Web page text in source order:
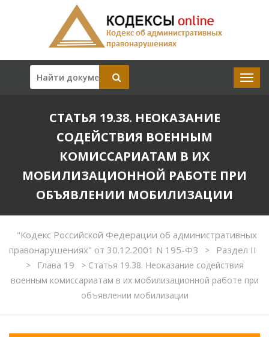
СТАТЬЯ 19.38. НЕОКАЗАНИЕ
СОДЕЙСТВИЯ ВОЕННЫМ
КОМИССАРИАТАМ В ИХ
МОБИЛИЗАЦИОННОЙ РАБОТЕ ПРИ
ОБЪЯВЛЕНИИ МОБИЛИЗАЦИИ
"Кодекс Российской Федерации об административных
правонарушениях" от 30.12.2001 N 195-ФЗ
> Раздел II
> Глава 19 >Статья 19.38. Неоказание содействия
военным комиссариатам в их мобилизационной работе при
объявлении мобилизации